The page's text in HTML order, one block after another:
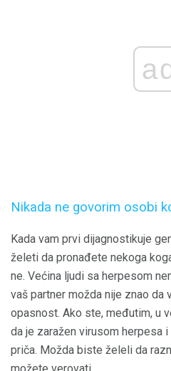
Nikada ne govorim osobi
Kada vam prvi dijagnostikuje
želeti da pronađete nekoga
ne. Većina ljudi sa herpesom
vaš partner možda nije znao da
opasnost. Ako ste, međutim, u
da je zaražen virusom herpesa
priča. Možda biste želeli da